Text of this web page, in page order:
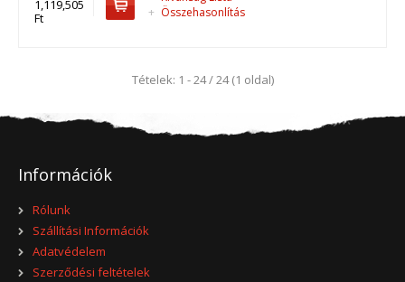
791,337 Ft
1,119,505
Ft
+ Összehasonlítás
Tételek: 1 - 24 / 24 (1 oldal)
Információk
Rólunk
Szállítási Információk
Adatvédelem
Szerződési feltételek